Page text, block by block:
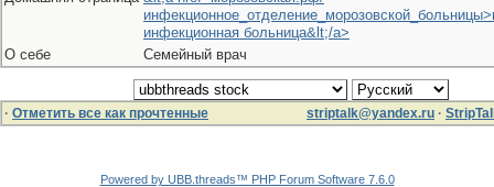
инфекционная больница&lt;/a>
О себе
Семейный врач
· Отметить все как прочтенные striptalk@yandex.ru ·
Powered by UBB.threads™ PHP Forum Software 7.6.0